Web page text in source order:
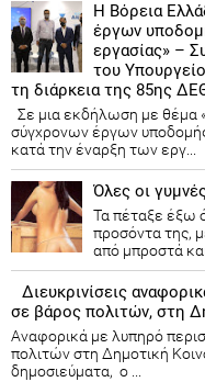
Η Βόρεια
έργων
εργασίας» –
του
τη διάρκεια της 85ης
Σε μια εκδήλωση με θέμα
σύγχρονων έργων υποδομής
κατά την έναρξη των εργ...
Όλες οι
Τα πέταξε έξω
προσόντα της,
από μπροστά
Διευκρινίσεις
σε βάρος πολιτών, στη
Αναφορικά με λυπηρό
πολιτών στη Δημοτική
δημοσιεύματα, ο ...